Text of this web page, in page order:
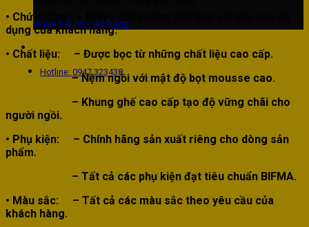
Quay trở lại cửa hàng
Hotline: 0947 323438
• Chức năng: – Nhiều chức năng phù hợp với nhu cầu sử
dụng của khách hàng.
• Chất liệu:
– Được bọc từ những chất liệu cao cấp.
– Nệm ngồi với mật độ bọt mousse cao.
– Khung ghế cao cấp tạo độ vững chãi cho
người ngồi.
• Phụ kiện:
– Chính hãng sản xuất riêng cho dòng sản
phẩm.
– Tất cả các phụ kiện đạt tiêu chuẩn BIFMA.
• Màu sắc:
– Tất cả các màu sắc theo yêu cầu của
khách hàng.